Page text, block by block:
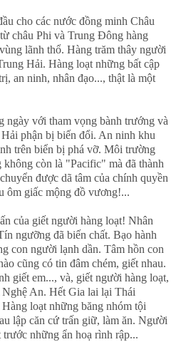
cho các nước đồng minh Châu
châu Phi và Trung Đông hàng
lãnh thổ. Hàng trăm thây người
Hải. Hàng loạt những bất cập
an ninh, nhân đạo..., thật là một
với tham vọng bành trướng và
phận bị biến đổi. An ninh khu
trên biển bị phá vỡ. Môi trường
còn là "Pacific" mà đã thành
được dã tâm của chính quyền
ôm giấc mộng đồ vương!...
của giết người hàng loạt! Nhân
ngưỡng đã biến chất. Bạo hành
con người lạnh dần. Tâm hồn con
cũng có tin đâm chém, giết nhau.
giết em..., và, giết người hàng loạt,
An. Hết Gia lai lại Thái
loạt những băng nhóm tội
lập căn cứ trấn giữ, làm ăn. Người
những ẩn hoạ rình rập...